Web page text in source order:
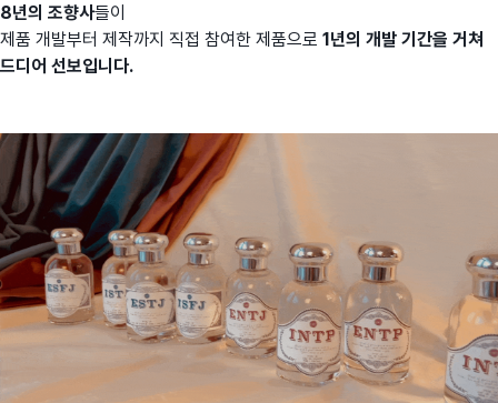
8년의 조향사들이
제품 개발부터 제작까지 직접 참여한 제품으로 1년의 개발 기간을 거쳐
드디어 선보입니다.